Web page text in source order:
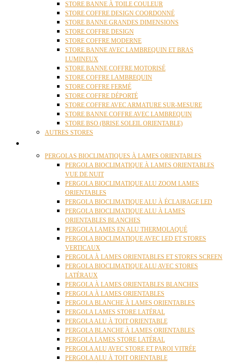
STORE BANNE À TOILE COULEUR
STORE COFFRE DESIGN COORDONNÉ
STORE BANNE GRANDES DIMENSIONS
STORE COFFRE DESIGN
STORE COFFRE MODERNE
STORE BANNE AVEC LAMBREQUIN ET BRAS
LUMINEUX
STORE BANNE COFFRE MOTORISÉ
STORE COFFRE LAMBREQUIN
STORE COFFRE FERMÉ
STORE COFFRE DÉPORTÉ
STORE COFFRE AVEC ARMATURE SUR-MESURE
STORE BANNE COFFRE AVEC LAMBREQUIN
STORE BSO (BRISE SOLEIL ORIENTABLE)
AUTRES STORES
PERGOLAS BIOCLIMATIQUES À LAMES ORIENTABLES
PERGOLA BIOCLIMATIQUE À LAMES ORIENTABLES
VUE DE NUIT
PERGOLA BIOCLIMATIQUE ALU ZOOM LAMES
ORIENTABLES
PERGOLA BIOCLIMATIQUE ALU À ÉCLAIRAGE LED
PERGOLA BIOCLIMATIQUE ALU À LAMES
ORIENTABLES BLANCHES
PERGOLA LAMES EN ALU THERMOLAQUÉ
PERGOLA BIOCLIMATIQUE AVEC LED ET STORES
VERTICAUX
PERGOLA À LAMES ORIENTABLES ET STORES SCREEN
PERGOLA BIOCLIMATIQUE ALU AVEC STORES
LATÉRAUX
PERGOLA À LAMES ORIENTABLES BLANCHES
PERGOLA À LAMES ORIENTABLES
PERGOLA BLANCHE À LAMES ORIENTABLES
PERGOLA LAMES STORE LATÉRAL
PERGOLA ALU À TOIT ORIENTABLE
PERGOLA BLANCHE À LAMES ORIENTABLES
PERGOLA LAMES STORE LATÉRAL
PERGOLA ALU AVEC STORE ET PAROI VITRÉE
PERGOLA ALU À TOIT ORIENTABLE